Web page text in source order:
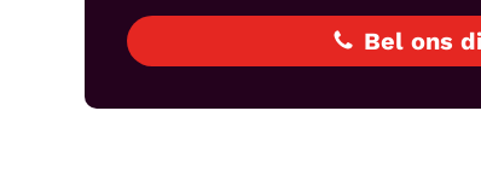
Bel ons